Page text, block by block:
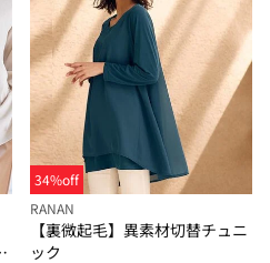
34%off
RANAN
【裏微起毛】異素材切替チュニ
ック